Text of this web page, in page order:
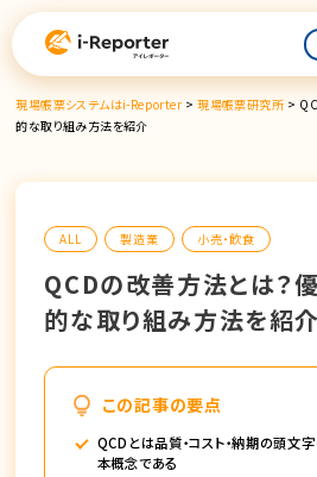
容
現場帳票システムはi-Reporter >現場帳票研究所 >
的な取り組み方法を紹介
ALL 製造業 小売・飲食
QCDの改善方法とは？
的な取り組み方法を紹介
この記事の要点
QCDとは品質・コスト・納期の頭文
本概念である